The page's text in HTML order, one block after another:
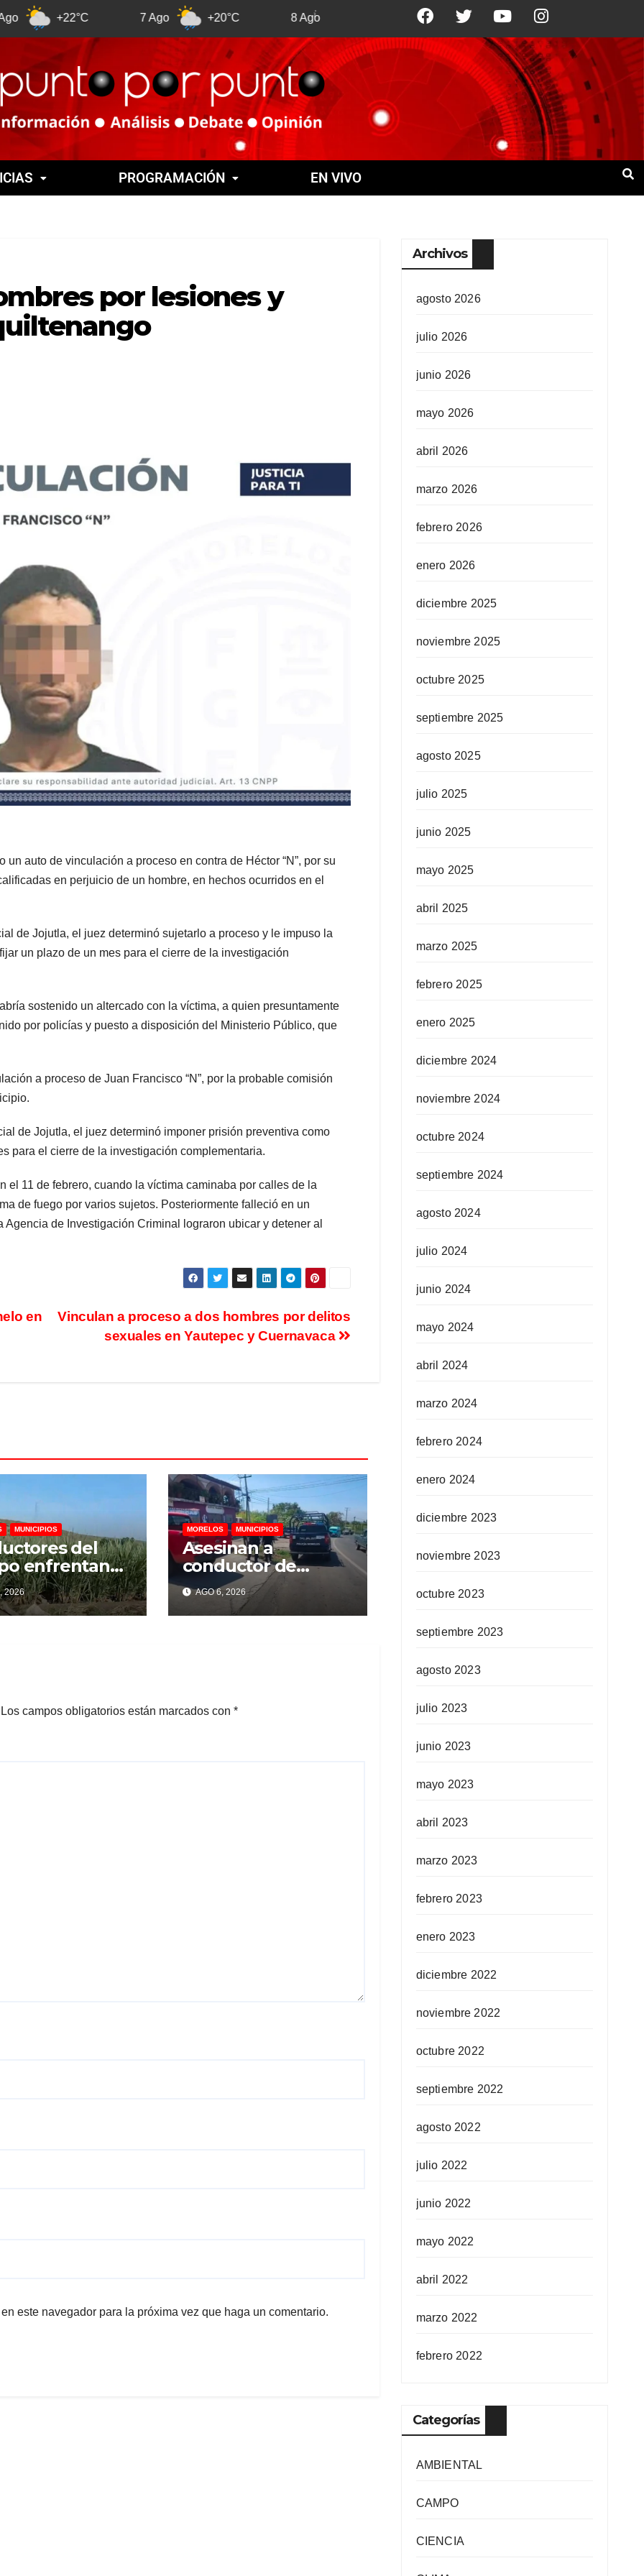
+22°C +20°C +21°C 9 Ago +22°C 10 Ago
PROGRAMACIÓN EN VIVO
por lesiones y
auto de vinculación a proceso en contra de Héctor “N”, por su
en perjuicio de un hombre, en hechos ocurridos en el
de Jojutla, el juez determinó sujetarlo a proceso y le impuso la
un plazo de un mes para el cierre de la investigación
sostenido un altercado con la víctima, a quien presuntamente
por policías y puesto a disposición del Ministerio Público, que
a proceso de Juan Francisco “N”, por la probable comisión
de Jojutla, el juez determinó imponer prisión preventiva como
para el cierre de la investigación complementaria.
el 11 de febrero, cuando la víctima caminaba por calles de la
de fuego por varios sujetos. Posteriormente falleció en un
de Investigación Criminal lograron ubicar y detener al
Vinculan a proceso a dos hombres por delitos
sexuales en Yautepec y Cuernavaca
en
MUNICIPIOS
del
enfrentan
por falta de
2026
MORELOS MUNICIPIOS
Asesinan a
conductor de
mototaxi en acceso
a la colonia
Cazahuates, en
AGO 6, 2026
Los campos obligatorios están marcados con *
este navegador para la próxima vez que haga un comentario.
Archivos
agosto 2026
julio 2026
junio 2026
mayo 2026
abril 2026
marzo 2026
febrero 2026
enero 2026
diciembre 2025
noviembre 2025
octubre 2025
septiembre 2025
agosto 2025
julio 2025
junio 2025
mayo 2025
abril 2025
marzo 2025
febrero 2025
enero 2025
diciembre 2024
noviembre 2024
octubre 2024
septiembre 2024
agosto 2024
julio 2024
junio 2024
mayo 2024
abril 2024
marzo 2024
febrero 2024
enero 2024
diciembre 2023
noviembre 2023
octubre 2023
septiembre 2023
agosto 2023
julio 2023
junio 2023
mayo 2023
abril 2023
marzo 2023
febrero 2023
enero 2023
diciembre 2022
noviembre 2022
octubre 2022
septiembre 2022
agosto 2022
julio 2022
junio 2022
mayo 2022
abril 2022
marzo 2022
febrero 2022
Categorías
AMBIENTAL
CAMPO
CIENCIA